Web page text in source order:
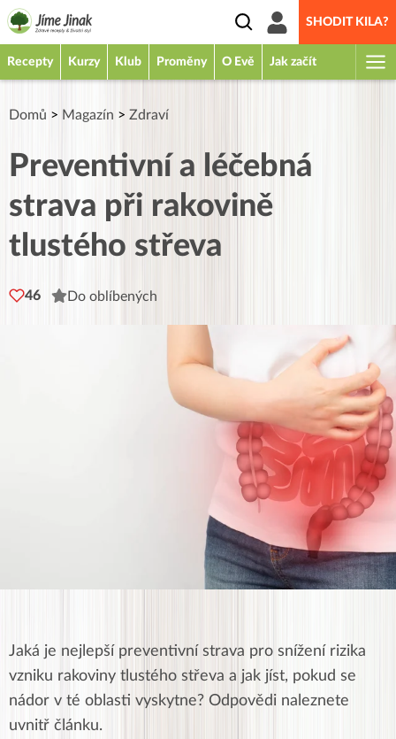
SHODIT KILA?
Recepty Kurzy Klub Proměny O Evě Jak začít
Domů > Magazín > Zdraví
Preventivní a léčebná
strava při rakovině
tlustého střeva
46 Do oblíbených
Jaká je nejlepší preventivní strava pro snížení rizika
vzniku rakoviny tlustého střeva a jak jíst, pokud se
nádor v té oblasti vyskytne? Odpovědi naleznete
uvnitř článku.